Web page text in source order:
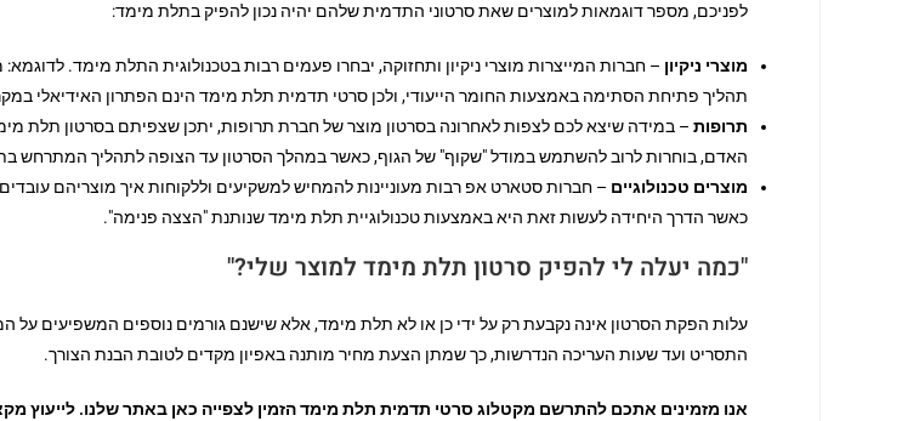
לפניכם, מספר דוגמאות למוצרים שאת סרטוני התדמית שלהם יהיה נכון להפיק בתלת מימד:
מוצרי ניקיון – חברות המייצרות מוצרי ניקיון ותחזוקה, יבחרו פעמים רבות בטכנולוגית התלת מימד.
תהליך פתיחת הסתימה באמצעות החומר הייעודי, ולכן סרטי תדמית תלת מימד הינם הפתרון האידיאלי
תרופות – במידה שיצא לכם לצפות לאחרונה בסרטון מוצר של חברת תרופות, יתכן שצפיתם בסרטון תלת
האדם, בוחרות לרוב להשתמש במודל "שקוף" של הגוף, כאשר במהלך הסרטון עד הצופה לתהליך המתרחש
מוצרים טכנולוגיים – חברות סטארט אפ רבות מעוניינות להמחיש למשקיעים וללקוחות איך מוצריהם
כאשר הדרך היחידה לעשות זאת היא באמצעות טכנולוגיית תלת מימד שנותנת "הצצה פנימה".
"כמה יעלה לי להפיק סרטון תלת מימד למוצר שלי?"
עלות הפקת הסרטון אינה נקבעת רק על ידי כן או לא תלת מימד, אלא שישנם גורמים נוספים המשפיעים
התסריט ועד שעות העריכה הנדרשות, כך שמתן הצעת מחיר מותנה באפיון מקדים לטובת הבנת הצורך.
אנו מזמינים אתכם להתרשם מקטלוג סרטי תדמית תלת מימד הזמין לצפייה כאן באתר שלנו. לייעוץ